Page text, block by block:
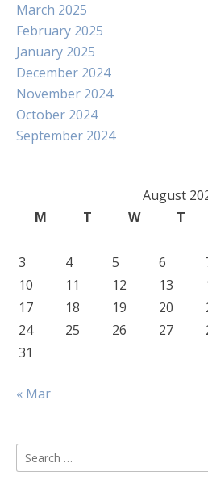
March 2025
February 2025
January 2025
December 2024
November 2024
October 2024
September 2024
August
M
T W T
3
4 5 6
10
11 12 13
17
18 19 20
24
25 26 27
31
« Mar
Search
for: